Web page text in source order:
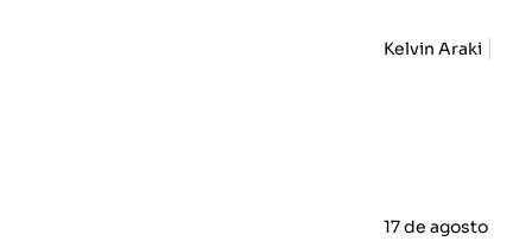
Kelvin Araki
17 de agosto